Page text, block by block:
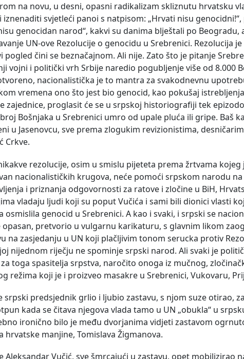
na novu, u desni, opasni radikalizam skliznutu hrvatsku
iznenaditi svjetleći panoi s natpisom: „Hrvati nisu
genocidan narod“, kakvi su danima blještali po Beogradu,
UN-ove Rezolucije o genocidu u Srebrenici. Rezolucija
pogled čini se beznačajnom. Ali nije. Zato što je pitanje
vojni i politički vrh Srbije naredio pogubljenje više od 8.000
nacionalistička je to mantra za svakodnevnu
vremena ono što jest bio genocid, kao pokušaj
zajednice, proglasit će se u srpskoj historiografiji tek
Bošnjaka u Srebrenici umro od upale pluća ili gripe. Baš
u Jasenovcu, sve prema zlogukim revizionistima,
Crkve.
rezolucije, osim u smislu pijeteta prema žrtvama kojeg
nacionalističkih krugova, neće pomoći srpskom narodu
i priznanja odgovornosti za ratove i zločine u BiH,
vladaju ljudi koji su poput Vučića i sami bili dionici vlasti
osmislila genocid u Srebrenici. A kao i svaki, i srpski se
opasan, pretvorio u vulgarnu karikaturu, s glavnim likom
na zasjedanju u UN koji plačljivim tonom serucka protiv
nijednom riječju ne spominje srpski narod. Ali svaki je
toga spasitelja srpstva, naročito onoga iz mučnog,
režima koji je i proizveo masakre u Srebrenici, Vukovaru,
srpski predsjednik grlio i ljubio zastavu, s njom suze otirao,
kada se čitava njegova vlada tamo u UN „obukla“ u
ironično bilo je među dvorjanima vidjeti zastavom
hrvatske manjine, Tomislava Žigmanova.
Aleksandar Vučić, sve šmrcajući u zastavu, opet mobilizirao